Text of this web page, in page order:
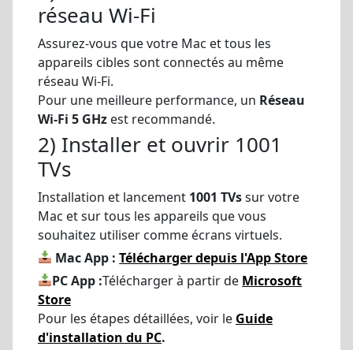
réseau Wi-Fi
Assurez-vous que votre Mac et tous les
appareils cibles sont connectés au même
réseau Wi-Fi.
Pour une meilleure performance, un Réseau
Wi-Fi 5 GHz est recommandé.
2) Installer et ouvrir 1001
TVs
Installation et lancement 1001 TVssur votre
Mac et sur tous les appareils que vous
souhaitez utiliser comme écrans virtuels.
Mac App : Télécharger depuis l'App Store
PC App :Télécharger à partir de Microsoft
Store
Pour les étapes détaillées, voir le Guide
d'installation du PC.